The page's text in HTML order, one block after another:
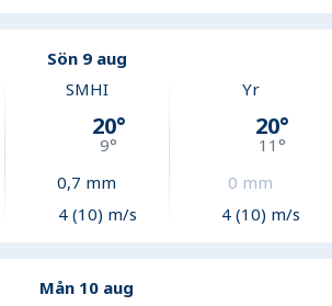
Sön 9 aug
SMHI
20°
9°
0,7 mm
4 (10) m/s
Yr
20°
11°
0 mm
4 (10) m/s
Mån 10 aug